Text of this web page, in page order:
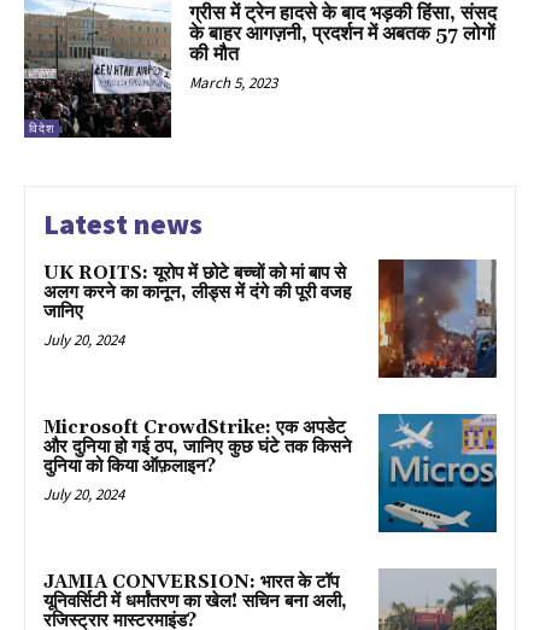
विदेश
ग्रीस में ट्रेन हादसे के बाद भड़की हिंसा, संसद
के बाहर आगज़नी, प्रदर्शन में अबतक 57 लोगों
की मौत
March 5, 2023
Latest news
UK ROITS: यूरोप में छोटे बच्चों को मां बाप से
अलग करने का कानून, लीड्स में दंगे की पूरी वजह
जानिए
July 20, 2024
Microsoft CrowdStrike: एक अपडेट
और दुनिया हो गई ठप, जानिए कुछ घंटे तक किसने
दुनिया को किया ऑफ़लाइन?
July 20, 2024
JAMIA CONVERSION: भारत के टॉप
यूनिवर्सिटी में धर्मांतरण का खेल! सचिन बना अली,
रजिस्ट्रार मास्टरमाइंड?